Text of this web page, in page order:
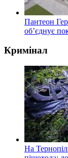
Пантеон
об’єднує
Кримінал
На